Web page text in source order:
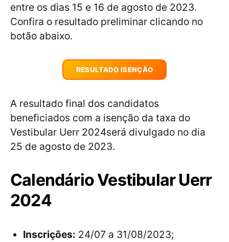
entre os dias 15 e 16 de agosto de 2023.
Confira o resultado preliminar clicando no
botão abaixo.
RESULTADO ISENÇÃO
A resultado final dos candidatos
beneficiados com a isenção da taxa do
Vestibular Uerr 2024será divulgado no dia
25 de agosto de 2023.
Calendário Vestibular Uerr
2024
Inscrições: 24/07 a 31/08/2023;